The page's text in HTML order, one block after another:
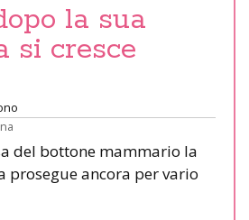
la sua
si cresce
del bottone mammario la
prosegue ancora per vario